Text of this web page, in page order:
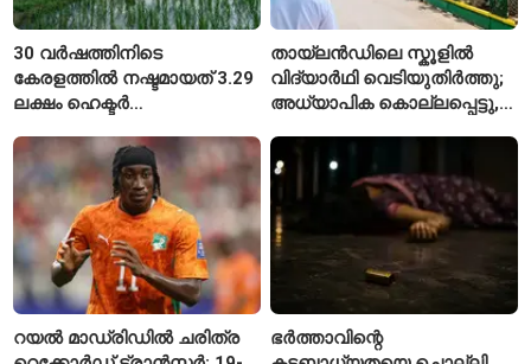
30 വർഷത്തിനിടെ
കേരളത്തിൽ നഷ്ടമായത് 3.29
ലക്ഷം ഹെക്ടർ
തായ്‌ലൻഡിലെ സ്കൂളിൽ
വിദ്യാർഥി വെടിയുതിർത്തു;
അധ്യാപിക കൊല്ലപ്പെട്ടു,
റയൽ മാഡ്രിഡിൽ ചരിത്ര
ഭർത്താവിന്റെ